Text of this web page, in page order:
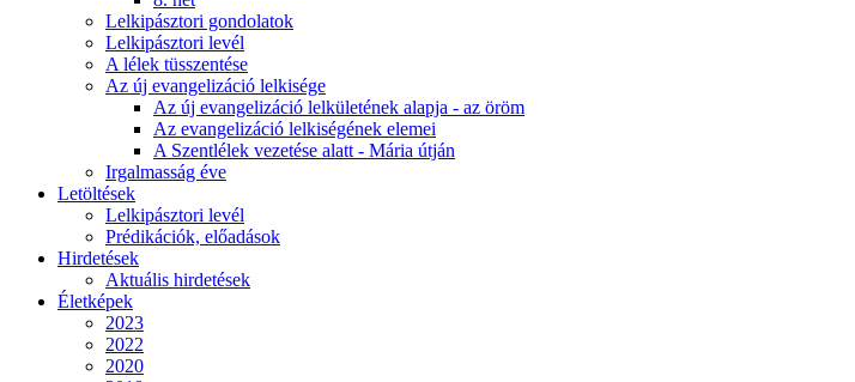
Lelkipásztori gondolatok
Lelkipásztori levél
A lélek tüsszentése
Az új evangelizáció lelkisége
Az új evangelizáció lelkületének alapja - az öröm
Az evangelizáció lelkiségének elemei
A Szentlélek vezetése alatt - Mária útján
Irgalmasság éve
Letöltések
Lelkipásztori levél
Prédikációk, előadások
Hirdetések
Aktuális hirdetések
Életképek
2023
2022
2020